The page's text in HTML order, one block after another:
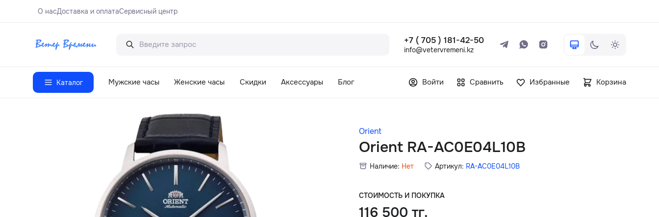
О насДоставка и оплатаСервисный центр
+7 ( 705 ) 181-42-50
info@vetervremeni.kz
Каталог Мужские часы Женские часы Скидки Аксессуары Блог Войти Сравнить Избранные Корзина
Orient
Orient RA-AC0E04L10B
Наличие: Нет Артикул: RA-AC0E04L10B
СТОИМОСТЬ И ПОКУПКА
116 500 тг.
+7 ( 705 ) 181-42-50
Каталог